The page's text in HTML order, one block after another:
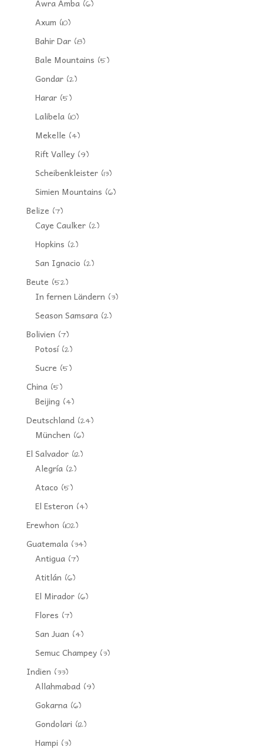
Awra Amba(6)
Axum (10)
Bahir Dar(8)
Bale Mountains (5)
Gondar(2)
Harar(5)
Lalibela(10)
Mekelle (4)
Rift Valley(9)
Scheibenkleister(13)
Simien Mountains (6)
Belize (7)
Caye Caulker(2)
Hopkins (2)
San Ignacio (2)
Beute (52)
In fernen Ländern (3)
Season Samsara(2)
Bolivien (7)
Potosí(2)
Sucre (5)
China(5)
Beijing (4)
Deutschland(24)
München (6)
El Salvador(12)
Alegría(2)
Ataco (5)
El Esteron (4)
Erewhon (102)
Guatemala(34)
Antigua(7)
Atitlán (6)
El Mirador(6)
Flores (7)
San Juan (4)
Semuc Champey(3)
Indien (33)
Allahmabad(9)
Gokarna(6)
Gondolari (12)
Hampi (3)